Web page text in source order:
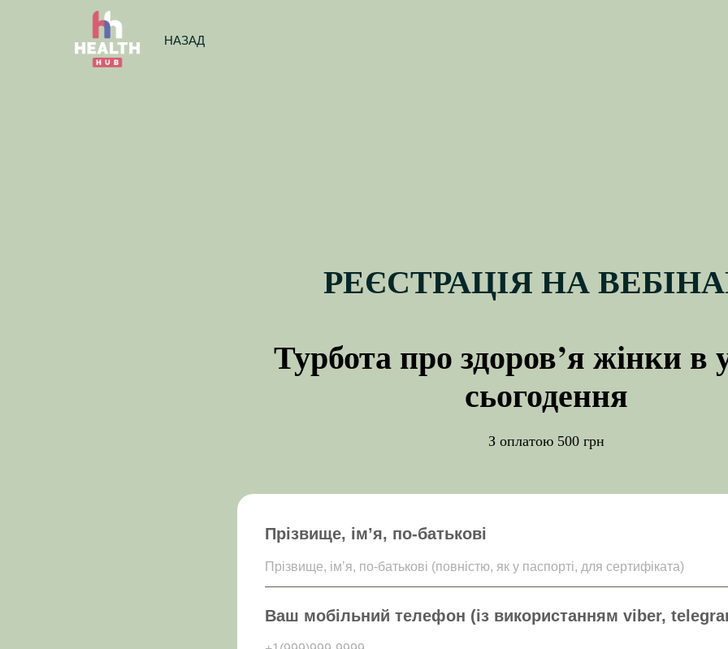
НАЗАД
РЕЄСТРАЦІЯ НА
Турбота про здоров’я жінки в
сьогодення
З оплатою 500 грн
Прізвище, ім’я, по-батькові
Прізвище, ім’я, по-батькові (повністю, як у паспорті, для сертифіката)
Ваш мобільний телефон (із використанням viber,